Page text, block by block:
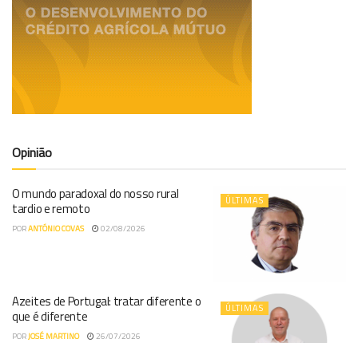
Opinião
ÚLTIMAS
O mundo paradoxal do nosso rural
tardio e remoto
PORANTÓNIO COVAS 02/08/2026
ÚLTIMAS
Azeites de Portugal: tratar diferente o
que é diferente
PORJOSÉ MARTINO 26/07/2026